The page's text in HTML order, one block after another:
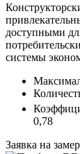
доступными
системы
0,78
Заявка на замер